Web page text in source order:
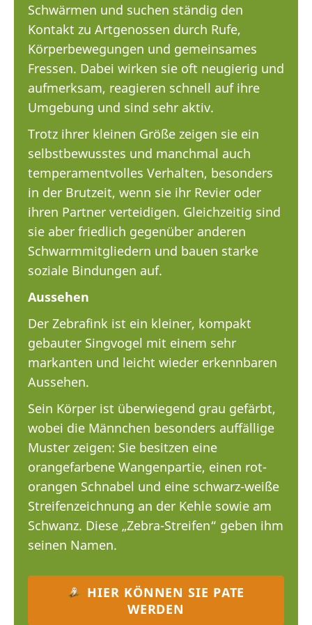
Schwärmen und suchen ständig den
Kontakt zu Artgenossen durch Rufe,
Körperbewegungen und gemeinsames
Fressen. Dabei wirken sie oft neugierig und
aufmerksam, reagieren schnell auf ihre
Umgebung und sind sehr aktiv.
Trotz ihrer kleinen Größe zeigen sie ein
selbstbewusstes und manchmal auch
temperamentvolles Verhalten, besonders
in der Brutzeit, wenn sie ihr Revier oder
ihren Partner verteidigen. Gleichzeitig sind
sie aber friedlich gegenüber anderen
Schwarmmitgliedern und bauen starke
soziale Bindungen auf.
Aussehen
Der Zebrafink ist ein kleiner, kompakt
gebauter Singvogel mit einem sehr
markanten und leicht wieder erkennbaren
Aussehen.
Sein Körper ist überwiegend grau gefärbt,
wobei die Männchen besonders auffällige
Muster zeigen: Sie besitzen eine
orangefarbene Wangenpartie, einen rot-
orangen Schnabel und eine schwarz-weiße
Streifenzeichnung an der Kehle sowie am
Schwanz. Diese „Zebra-Streifen“ geben ihm
seinen Namen.
HIER KÖNNEN SIE PATE
WERDEN